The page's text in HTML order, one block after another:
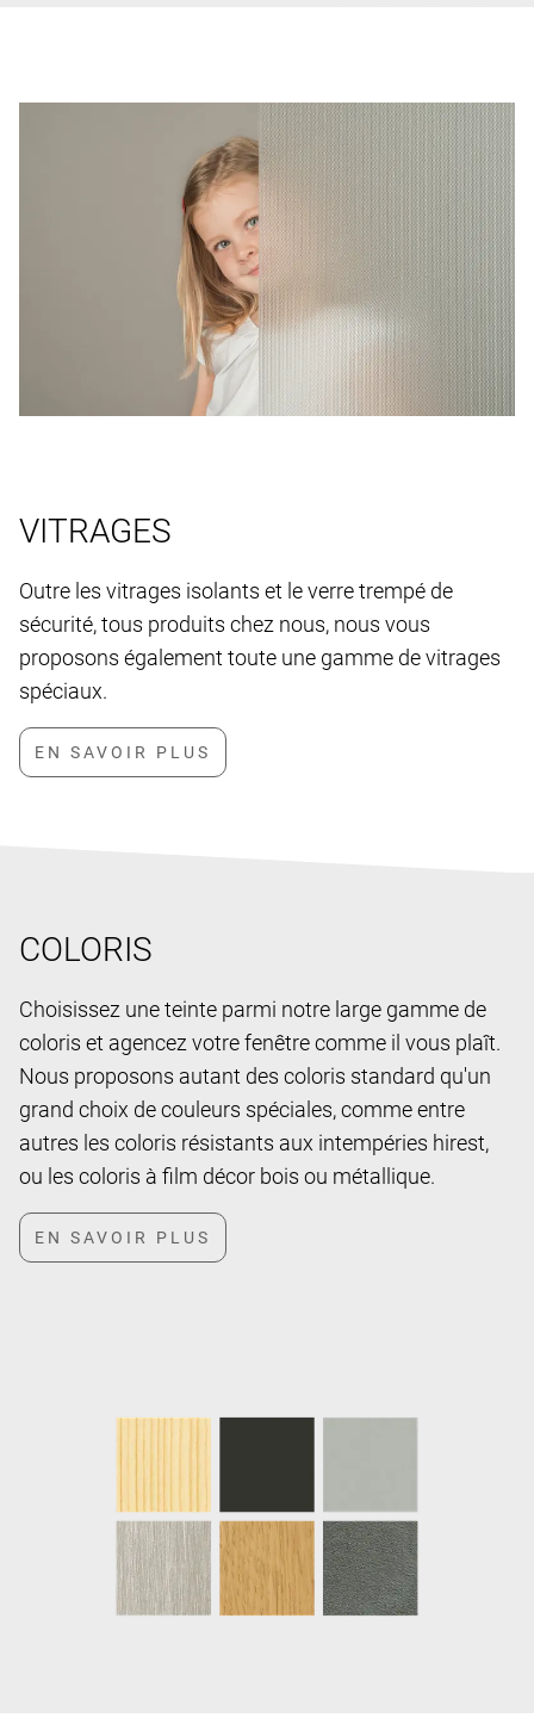
VITRAGES
Outre les vitrages isolants et le verre trempé de
sécurité, tous produits chez nous, nous vous
proposons également toute une gamme de vitrages
spéciaux.
COLORIS
Choisissez une teinte parmi notre large gamme de
coloris et agencez votre fenêtre comme il vous plaît.
Nous proposons autant des coloris standard qu'un
grand choix de couleurs spéciales, comme entre
autres les coloris résistants aux intempéries hirest,
ou les coloris à film décor bois ou métallique.